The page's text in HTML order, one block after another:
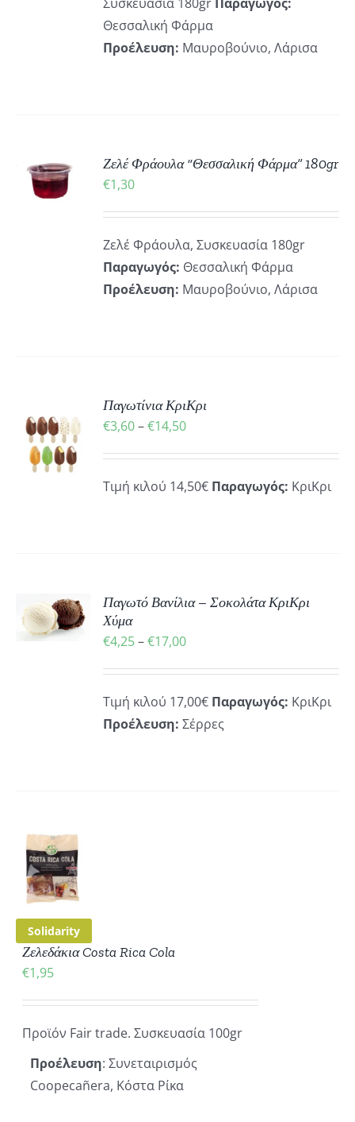
Θεσσαλική Φάρμα
Προέλευση: Μαυροβούνιο, Λάρισα
Ζελέ Φράουλα “Θεσσαλική Φάρμα” 180gr
€1,30
Ζελέ Φράουλα, Συσκευασία 180gr
Παραγωγός: Θεσσαλική Φάρμα
Προέλευση: Μαυροβούνιο, Λάρισα
Παγωτίνια ΚριΚρι
€3,60–€14,50Price
through
Τιμή κιλού 14,50€ Παραγωγός: ΚριΚρι
Παγωτό Βανίλια – Σοκολάτα ΚριΚρι
Χύμα
€4,25–€17,00Price
through
€17,00
Τιμή κιλού 17,00€ Παραγωγός: ΚριΚρι
Προέλευση: Σέρρες
Solidarity
Ζελεδάκια Costa Rica Cola
€1,95
Προϊόν Fair trade. Συσκευασία 100gr
Προέλευση: Συνεταιρισμός
Coopecañera, Κόστα Ρίκα